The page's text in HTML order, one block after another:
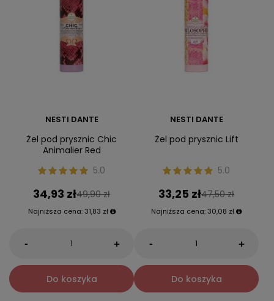
NESTI DANTE
Żel pod prysznic Chic
Animalier Red
5.0
34,93 zł49,90 zł
Najniższa cena: 31,83 zł
- +
Do koszyka
NESTI DANTE
Żel pod prysznic Lift
5.0
33,25 zł47,50 zł
Najniższa cena: 30,08 zł
- +
Do koszyka